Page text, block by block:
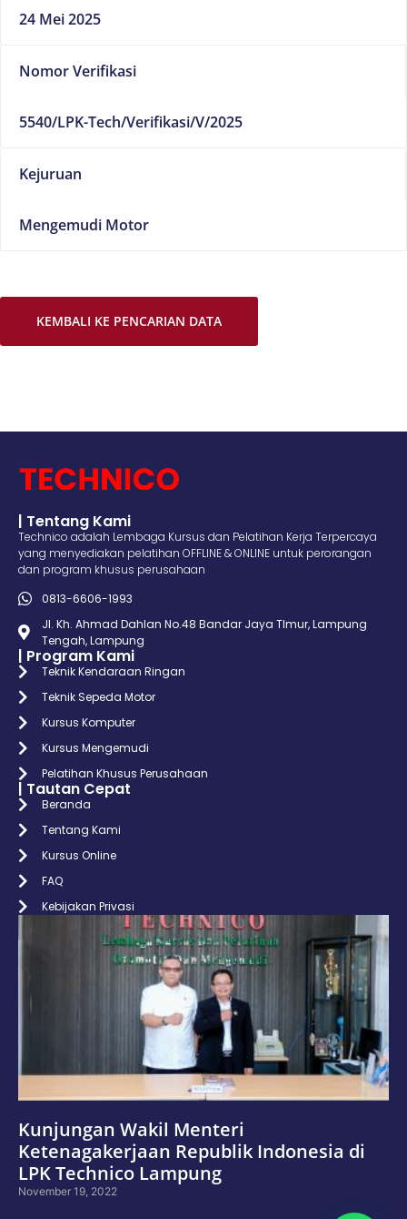
24 Mei 2025
Nomor Verifikasi
5540/LPK-Tech/Verifikasi/V/2025
Kejuruan
Mengemudi Motor
KEMBALI KE PENCARIAN DATA
| Tentang Kami
Technico adalah Lembaga Kursus dan Pelatihan Kerja Terpercaya
yang menyediakan pelatihan OFFLINE & ONLINE untuk perorangan
dan program khusus perusahaan
0813-6606-1993
Jl. Kh. Ahmad Dahlan No.48 Bandar Jaya TImur, Lampung
Tengah, Lampung
| Program Kami
Teknik Kendaraan Ringan
Teknik Sepeda Motor
Kursus Komputer
Kursus Mengemudi
Pelatihan Khusus Perusahaan
| Tautan Cepat
Beranda
Tentang Kami
Kursus Online
FAQ
Kebijakan Privasi
Kunjungan Wakil Menteri
Ketenagakerjaan Republik Indonesia di
LPK Technico Lampung
November 19, 2022